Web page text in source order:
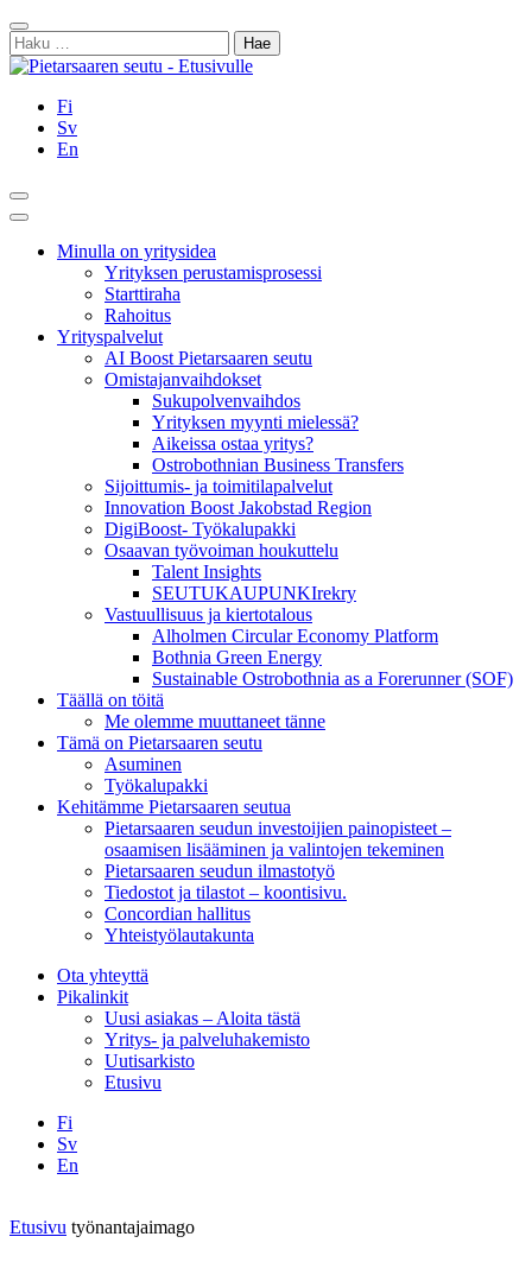
Siirry
sisältöön
Sulje
Haku:
Fi
Sv
En
Hae
Päävalikko
Minulla on yritysidea
Yrityksen perustamisprosessi
Starttiraha
Rahoitus
Yrityspalvelut
AI Boost Pietarsaaren seutu
Omistajanvaihdokset
Sukupolvenvaihdos
Yrityksen myynti mielessä?
Aikeissa ostaa yritys?
Ostrobothnian Business Transfers
Sijoittumis- ja toimitilapalvelut
Innovation Boost Jakobstad Region
DigiBoost- Työkalupakki
Osaavan työvoiman houkuttelu
Talent Insights
SEUTUKAUPUNKIrekry
Vastuullisuus ja kiertotalous
Alholmen Circular Economy Platform
Bothnia Green Energy
Sustainable Ostrobothnia as a Forerunner (SOF)
Täällä on töitä
Me olemme muuttaneet tänne
Tämä on Pietarsaaren seutu
Asuminen
Työkalupakki
Kehitämme Pietarsaaren seutua
Pietarsaaren seudun investoijien painopisteet –
osaamisen lisääminen ja valintojen tekeminen
Pietarsaaren seudun ilmastotyö
Tiedostot ja tilastot – koontisivu.
Concordian hallitus
Yhteistyölautakunta
Ota yhteyttä
Pikalinkit
Uusi asiakas – Aloita tästä
Yritys- ja palveluhakemisto
Uutisarkisto
Etusivu
Fi
Sv
En
Etusivu työnantajaimago